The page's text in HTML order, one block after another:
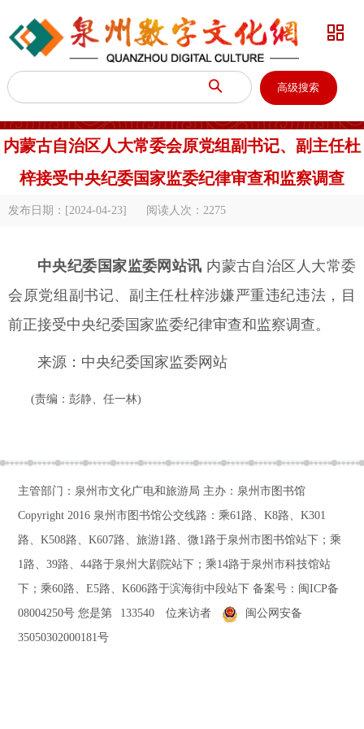
 高级搜索

内蒙古自治区人大常委会原党组副书记、副主任杜
梓接受中央纪委国家监委纪律审查和监察调查
发布日期：[2024-04-23] 阅读人次： 2275
中央纪委国家监委网站讯 内蒙古自治区人大常委
会原党组副书记、副主任杜梓涉嫌严重违纪违法，目
前正接受中央纪委国家监委纪律审查和监察调查。
来源：中央纪委国家监委网站
(责编：彭静、任一林)
主管部门：泉州市文化广电和旅游局 主办：泉州市图书馆
Copyright 2016 泉州市图书馆公交线路：乘61路、K8路、K301
路、K508路、K607路、旅游1路、微1路于泉州市图书馆站下；乘
1路、39路、44路于泉州大剧院站下；乘14路于泉州市科技馆站
下；乘60路、E5路、K606路于滨海街中段站下备案号： 闽ICP备
08004250号 您是第 133540 位来访者
闽公网安备
35050302000181号